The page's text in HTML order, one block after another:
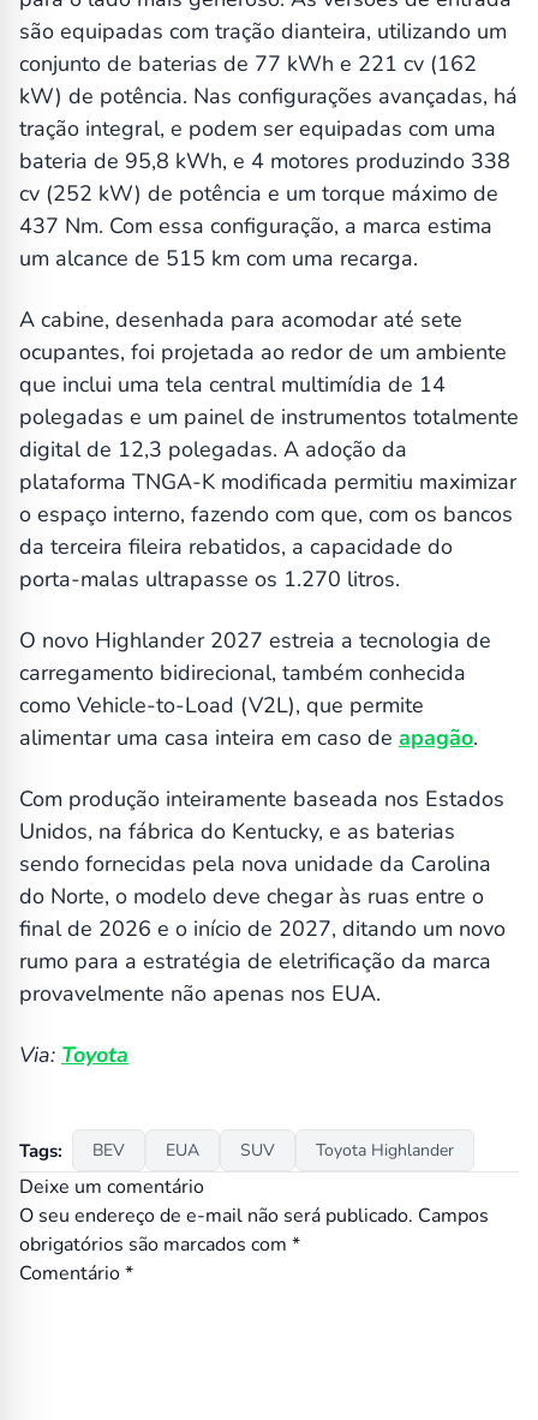
são equipadas com tração dianteira, utilizando um
conjunto de baterias de 77 kWh e 221 cv (162
kW) de potência. Nas configurações avançadas, há
tração integral, e podem ser equipadas com uma
bateria de 95,8 kWh, e 4 motores produzindo 338
cv (252 kW) de potência e um torque máximo de
437 Nm. Com essa configuração, a marca estima
um alcance de 515 km com uma recarga.
A cabine, desenhada para acomodar até sete
ocupantes, foi projetada ao redor de um ambiente
que inclui uma tela central multimídia de 14
polegadas e um painel de instrumentos totalmente
digital de 12,3 polegadas. A adoção da
plataforma TNGA-K modificada permitiu maximizar
o espaço interno, fazendo com que, com os bancos
da terceira fileira rebatidos, a capacidade do
porta-malas ultrapasse os 1.270 litros.
O novo Highlander 2027 estreia a tecnologia de
carregamento bidirecional, também conhecida
como Vehicle-to-Load (V2L), que permite
alimentar uma casa inteira em caso de apagão.
Com produção inteiramente baseada nos Estados
Unidos, na fábrica do Kentucky, e as baterias
sendo fornecidas pela nova unidade da Carolina
do Norte, o modelo deve chegar às ruas entre o
final de 2026 e o início de 2027, ditando um novo
rumo para a estratégia de eletrificação da marca
provavelmente não apenas nos EUA.
Via: Toyota
Tags: BEV EUA SUV Toyota Highlander
Deixe um comentário
O seu endereço de e-mail não será publicado. Campos
obrigatórios são marcados com *
Comentário*